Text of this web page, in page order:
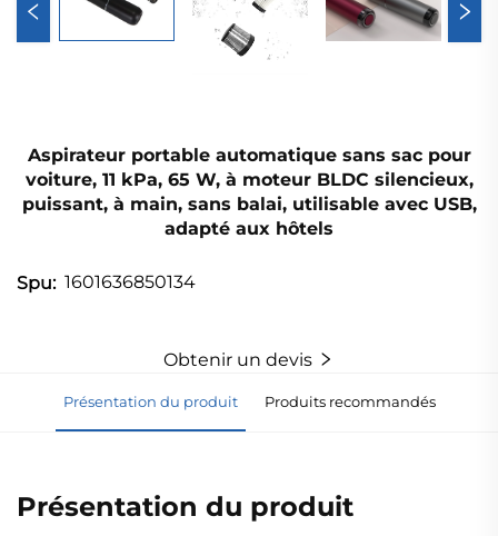
Aspirateur portable automatique sans sac pour
voiture, 11 kPa, 65 W, à moteur BLDC silencieux,
puissant, à main, sans balai, utilisable avec USB,
adapté aux hôtels
Spu: 1601636850134
Obtenir un devis
Présentation du produit Produits recommandés
Présentation du produit